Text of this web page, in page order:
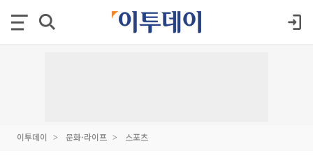
이투데이 문화·라이프 스포츠